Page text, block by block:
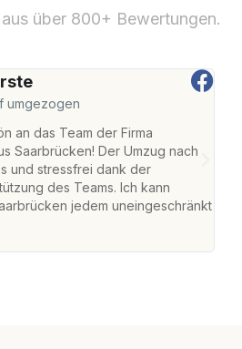
aus über 800+ Bewertungen.
umgezogen
an das Team der Firma
Saarbrücken! Der Umzug nach
und stressfrei dank der
des Teams. Ich kann
jedem uneingeschränkt